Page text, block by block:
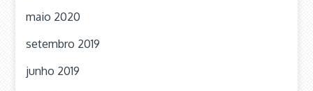
maio 2020
setembro 2019
junho 2019